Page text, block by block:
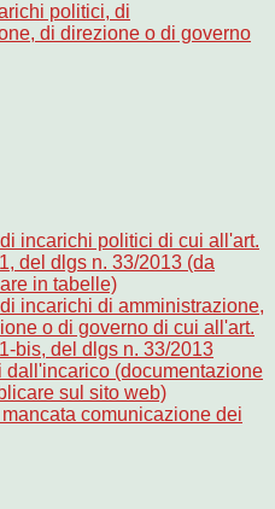
politici, di
di direzione o di governo
incarichi politici di cui all'art.
del dlgs n. 33/2013 (da
in tabelle)
incarichi di amministrazione,
o di governo di cui all'art.
bis, del dlgs n. 33/2013
dall'incarico (documentazione
sul sito web)
comunicazione dei